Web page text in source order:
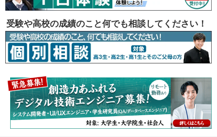
受験や高校の成績のこと何でも相談してください！